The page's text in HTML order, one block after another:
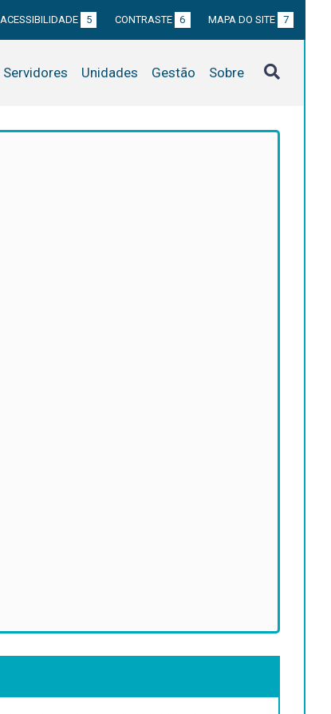
ACESSIBILIDADE 5 CONTRASTE 6 MAPA DO SITE 7
Servidores Unidades Gestão Sobre